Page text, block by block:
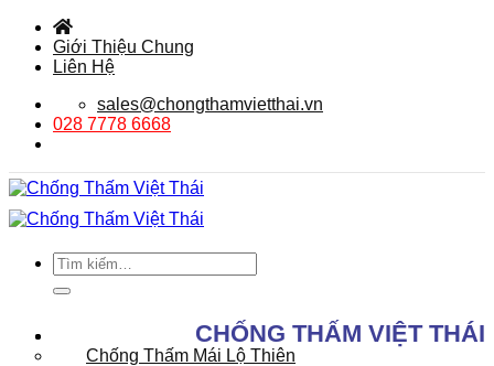
qua
Giới Thiệu Chung
Liên Hệ
sales@chongthamvietthai.vn
028 7778 6668
Tìm
kiếm:
CHỐNG THẤM VIỆT THÁI
Chống Thấm Mái Lộ Thiên